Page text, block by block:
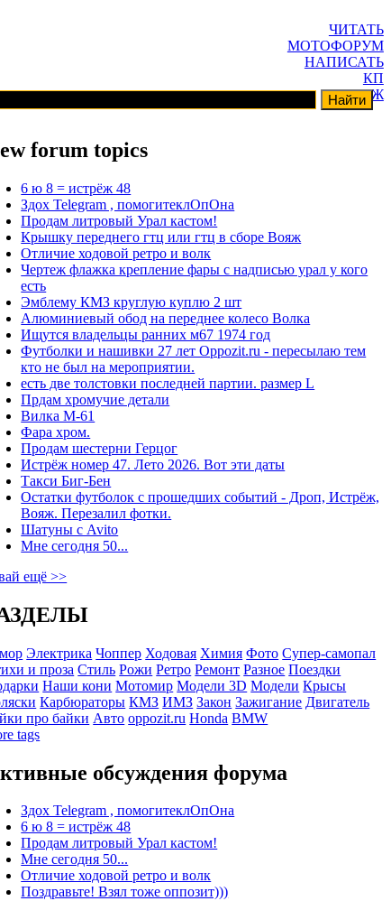
ЧИТАТЬ
МОТОФОРУМ
НАПИСАТЬ
КП
ГАРАЖ
forum topics
6 ю 8 = истрёж 48
Здох Telegram , помогитеклОпОна
Продам литровый Урал кастом!
Крышку переднего гтц или гтц в сборе Вояж
Отличие ходовой ретро и волк
Чертеж флажка крепление фары с надписью урал у кого
есть
Эмблему КМЗ круглую куплю 2 шт
Алюминиевый обод на переднее колесо Волка
Ищутся владельцы ранних м67 1974 год
Футболки и нашивки 27 лет Oppozit.ru - пересылаю тем
кто не был на мероприятии.
есть две толстовки последней партии. размер L
Прдам хромучие детали
Вилка М-61
Фара хром.
Продам шестерни Герцог
Истрёж номер 47. Лето 2026. Вот эти даты
Такси Биг-Бен
Остатки футболок с прошедших событий - Дроп, Истрёж,
Вояж. Перезалил фотки.
Шатуны с Avito
Мне сегодня 50...
ещё >>
Электрика Чоппер Ходовая Химия Фото Супер-самопал
и проза Стиль Рожи Ретро Ремонт Разное Поездки
Наши кони Мотомир Модели 3D Модели Крысы
Карбюраторы КМЗ ИМЗ Закон Зажигание Двигатель
про байки Авто oppozit.ru Honda BMW
tags
обсуждения форума
Здох Telegram , помогитеклОпОна
6 ю 8 = истрёж 48
Продам литровый Урал кастом!
Мне сегодня 50...
Отличие ходовой ретро и волк
Поздравьте! Взял тоже оппозит)))